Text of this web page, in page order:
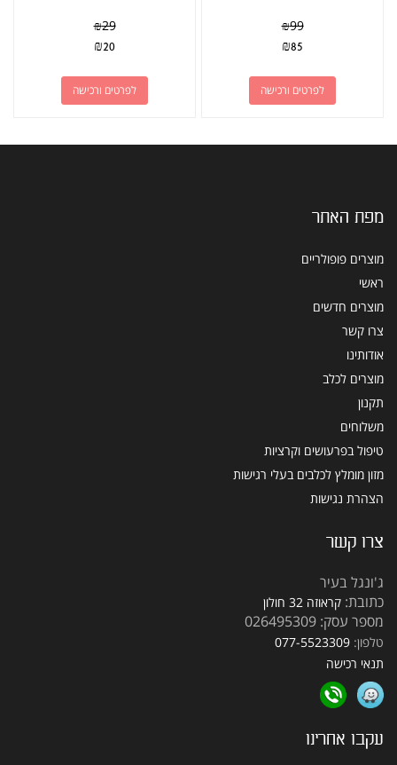
₪99
₪85
לפרטים ורכישה
₪29
₪20
לפרטים ורכישה
מפת האתר
מוצרים פופולריים
ראשי
מוצרים חדשים
צרו קשר
אודותינו
מוצרים לכלב
תקנון
משלוחים
טיפול בפרעושים וקרציות
מזון מומלץ לכלבים בעלי רגישות
הצהרת נגישות
צרו קשר
ג'ונגל בעיר
כתובת: קראוזה 32 חולון
מספר עסק: 026495309
טלפון: 077-5523309
תנאי רכישה
עקבו אחרינו